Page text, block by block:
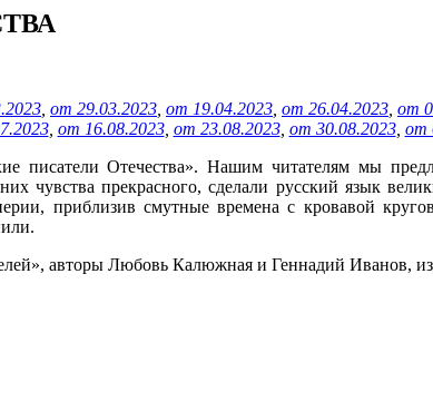
от 29.03.2023 от 19.04.2023 от 26.04.2023 от
, от 16.08.2023, от 23.08.2023, от 30.08.2023, от
писатели Отечества». Нашим читателям мы
чувства прекрасного, сделали русский язык
приблизив смутные времена с кровавой
авторы Любовь Калюжная и Геннадий Иванов,